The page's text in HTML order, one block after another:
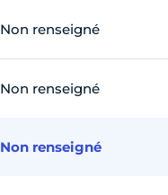
Non renseigné
Non renseigné
Non renseigné